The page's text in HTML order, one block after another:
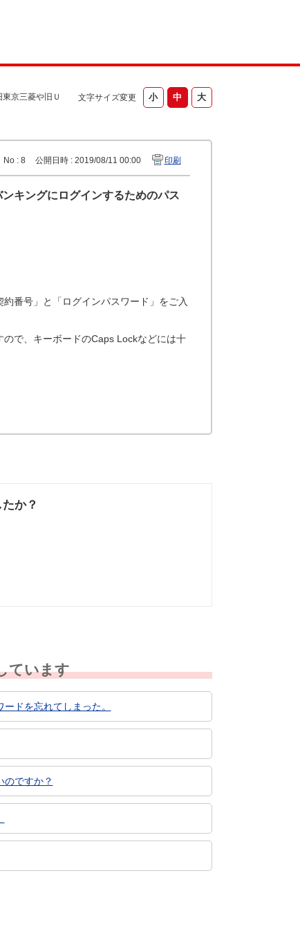
文字サイズ変更
東京三菱や旧Ｕ
No : 8 公開日時 : 2019/08/11 00:00 印刷
キングにログインするためのパス
番号」と「ログインパスワード」をご入
で、キーボードのCaps Lockなどには十
か？
ています
ドを忘れてしまった。
のですか？